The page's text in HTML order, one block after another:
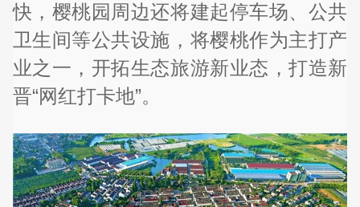
快，樱桃园周边还将建起停车场、公共
卫生间等公共设施，将樱桃作为主打产
业之一，开拓生态旅游新业态，打造新
晋“网红打卡地”。